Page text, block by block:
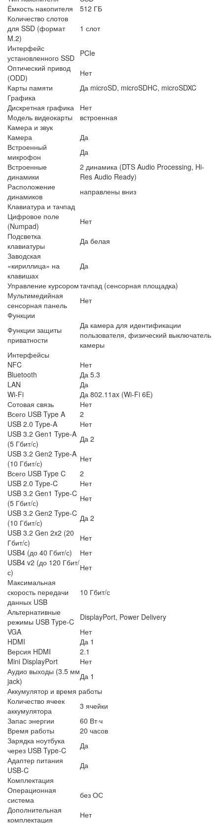
Ёмкость накопителя
512 ГБ
Количество слотов
для SSD (формат
M.2)
1 слот
Интерфейс
установленного SSD PCIe
Оптический привод
(ODD)
Нет
Карты памяти
Да microSD, microSDHC, microSDXC
Графика
Дискретная графика
Нет
Модель видеокарты
встроенная
Камера и звук
Камера
Да
Встроенный
микрофон
Да
Встроенные
динамики
2 динамика (DTS Audio Processing, Hi-
Res Audio Ready)
Расположение
динамиков
направлены вниз
Клавиатура и тачпад
Цифровое поле
(Numpad)
Нет
Подсветка
клавиатуры
Да белая
Заводская
«кириллица» на
клавишах
Да
Управление курсоромтачпад (сенсорная площадка)
Мультимедийная
сенсорная панель
Нет
Функции
Функции защиты
приватности
Да камера для идентификации
пользователя, физический выключатель
камеры
Интерфейсы
NFC
Нет
Bluetooth
Да 5.3
LAN
Да
Wi-Fi
Да 802.11ax (Wi-Fi 6E)
Сотовая связь
Нет
Всего USB Type A
2
USB 2.0 Type-A
Нет
USB 3.2 Gen1 Type-A
(5 Гбит/с)
Да 2
USB 3.2 Gen2 Type-A
(10 Гбит/с)
Нет
Всего USB Type C
2
USB 2.0 Type-C
Нет
USB 3.2 Gen1 Type-C
(5 Гбит/с)
Нет
USB 3.2 Gen2 Type-C
(10 Гбит/с)
Да 2
USB 3.2 Gen 2x2 (20
Гбит/с)
Нет
USB4 (до 40 Гбит/с)
Нет
USB4 v2 (до 120 Гбит/
с)
Нет
Максимальная
скорость передачи
данных USB
10 Гбит/с
Альтернативные
режимы USB Type-C
DisplayPort, Power Delivery
VGA
Нет
HDMI
Да 1
Версия HDMI
2.1
Mini DisplayPort
Нет
Аудио выходы (3.5 мм
jack)
Да 1
Аккумулятор и время работы
Количество ячеек
аккумулятора
3 ячейки
Запас энергии
60 Вт·ч
Время работы
20 часов
Зарядка ноутбука
через USB Type-C
Да
Адаптер питания
USB-C
Да
Комплектация
Операционная
система
без ОС
Дополнительная
комплектация
Нет